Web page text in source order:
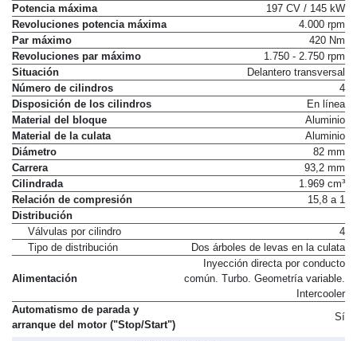
Potencia máxima
197 CV / 145 kW
Revoluciones potencia máxima
4.000 rpm
Par máximo
420 Nm
Revoluciones par máximo
1.750 - 2.750 rpm
Situación
Delantero transversal
Número de cilindros
4
Disposición de los cilindros
En línea
Material del bloque
Aluminio
Material de la culata
Aluminio
Diámetro
82 mm
Carrera
93,2 mm
Cilindrada
1.969 cm³
Relación de compresión
15,8 a 1
Distribución
Válvulas por cilindro
4
Tipo de distribución
Dos árboles de levas en la culata
Alimentación
Inyección directa por conducto
común. Turbo. Geometría variable.
Intercooler
Automatismo de parada y
arranque del motor ("Stop/Start")
Sí